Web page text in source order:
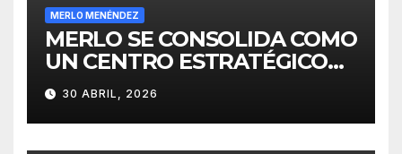
MERLO MENÉNDEZ
MERLO SE CONSOLIDA COMO
UN CENTRO ESTRATÉGICO
PARA EL DESARROLLO DE
INVERSIONES
30 ABRIL, 2026